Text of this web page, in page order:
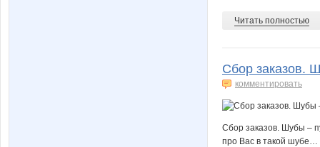
Читать полностью
Сбор заказов.
комментировать
Сбор заказов. Шубы –
про Вас в такой шубе…